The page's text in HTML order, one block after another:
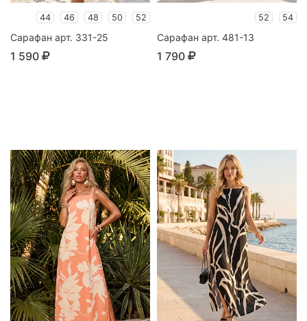
44 46 48 50 52
Сарафан арт. 331-25
1 590
52 54
Сарафан арт. 481-13
1 790